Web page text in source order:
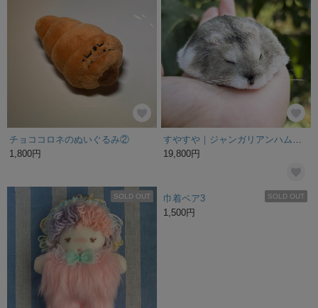
チョココロネのぬいぐるみ②
1,800円
19,800円
SOLD OUT SOLD OUT